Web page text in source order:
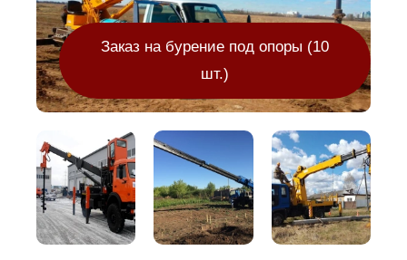
Заказ на бурение под опоры (10
шт.)